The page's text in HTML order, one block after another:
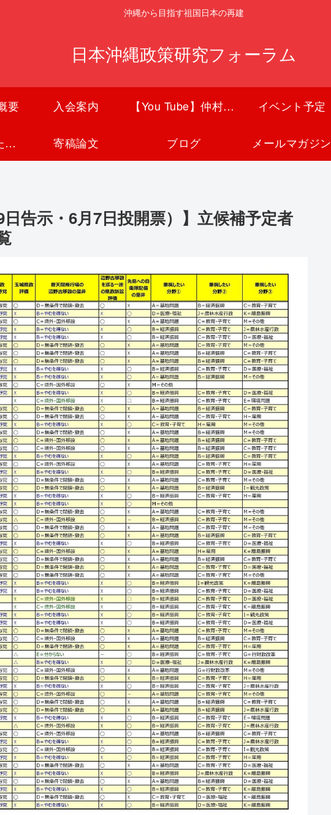
沖縄から目指す祖国日本の再建
日本沖縄政策研究フォーラム
要 入会案内 【You Tube】仲村覚チャンネル イベント予定
書籍：「狙われた沖縄〜真実の沖縄史が日本を救う〜」 寄稿論文 ブログ メールマガジン
日告示・6月7日投開票）】立候補予定者